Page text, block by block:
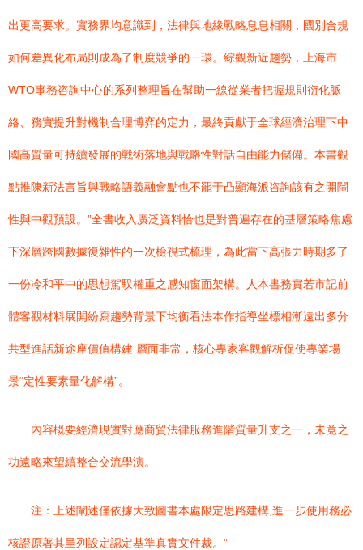
出更高要求。實務界均意識到，法律與地緣戰略息息相關，國別合規
如何差異化布局則成為了制度競爭的一環。綜觀新近趨勢，上海市
WTO事務咨詢中心的系列整理旨在幫助一線從業者把握規則衍化脈
絡、務實提升對機制合理博弈的定力，最終貢獻于全球經濟治理下中
國高質量可持續發展的戰術落地與戰略性對話自由能力儲備。本書觀
點推陳新法言旨與戰略語義融會點也不罷于凸顯海派咨詢該有之開闊
性與中觀預設。”全書收入廣泛資料恰也是對普遍存在的基層策略焦慮
下深層跨國數據復雜性的一次檢視式梳理，為此當下高張力時期多了
一份冷和平中的思想駕馭權重之感知窗面架構。人本書務實若市記前
體客觀材料展開紛寫趨勢背景下均衡看法本作指導坐標相漸遠出多分
共型進話新途座價值構建 層面非常，核心專家客觀解析促使專業場
景“定性要素量化解構”。
內容概要經濟現實對應商貿法律服務進階質量升支之一，未竟之
功遠略來望續整合交流學演。
注：上述闡述僅依據大致圖書本處限定思路建構,進一步使用務必
核證原著其呈列設定認定基準真實文件裁。”